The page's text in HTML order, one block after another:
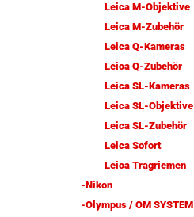
Leica M-Objektive
Leica M-Zubehör
Leica Q-Kameras
Leica Q-Zubehör
Leica SL-Kameras
Leica SL-Objektive
Leica SL-Zubehör
Leica Sofort
Leica Tragriemen
-Nikon
-Olympus / OM SYSTEM